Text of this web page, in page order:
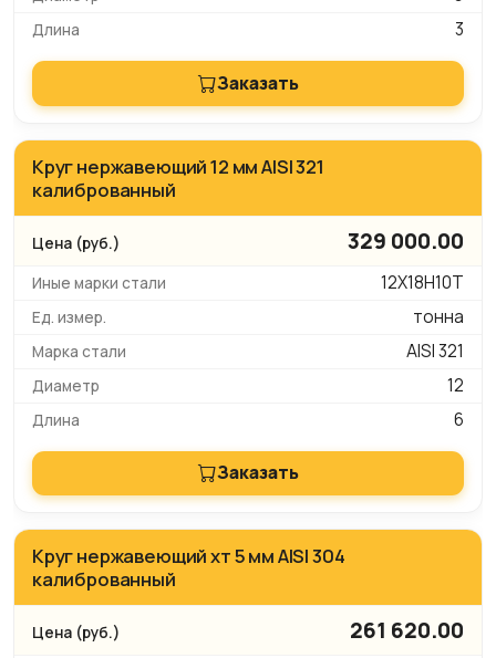
3
Заказать
Круг нержавеющий 12 мм AISI 321
калиброванный
329 000.00
12Х18Н10Т
тонна
AISI 321
12
6
Заказать
Круг нержавеющий хт 5 мм AISI 304
калиброванный
261 620.00